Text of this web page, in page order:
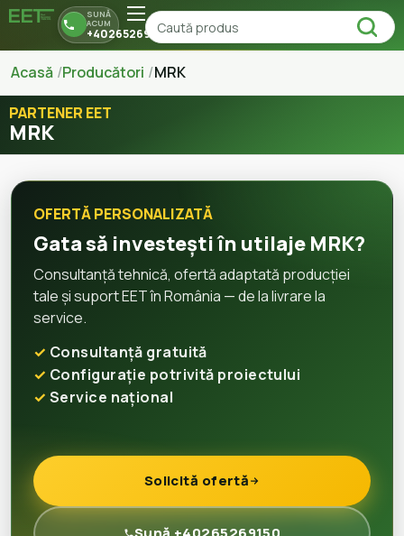
SUNĂ
ACUM
+40265269150
Acasă Producători MRK
PARTENER EET
MRK
OFERTĂ PERSONALIZATĂ
Gata să investești în utilaje MRK?
Consultanță tehnică, ofertă adaptată producției
tale și suport EET în România — de la livrare la
service.
Consultanță gratuită
Configurație potrivită proiectului
Service național
Solicită ofertă